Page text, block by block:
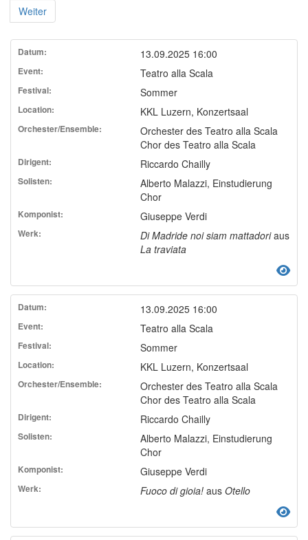
Weiter
13.09.2025 16:00
Teatro alla Scala
Sommer
KKL Luzern, Konzertsaal
Orchester des Teatro alla Scala
Chor des Teatro alla Scala
Riccardo Chailly
Alberto Malazzi, Einstudierung
Chor
Giuseppe Verdi
Di Madride noi siam mattadoriaus
La traviata
13.09.2025 16:00
Teatro alla Scala
Sommer
KKL Luzern, Konzertsaal
Orchester des Teatro alla Scala
Chor des Teatro alla Scala
Riccardo Chailly
Alberto Malazzi, Einstudierung
Chor
Giuseppe Verdi
Fuoco di gioia!ausOtello